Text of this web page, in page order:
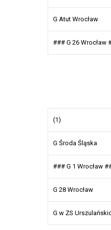
G Atut Wrocław
### G 26 Wrocław
(1)
G Środa Śląska
### G 1 Wrocław
G 28 Wrocław
G w ZS